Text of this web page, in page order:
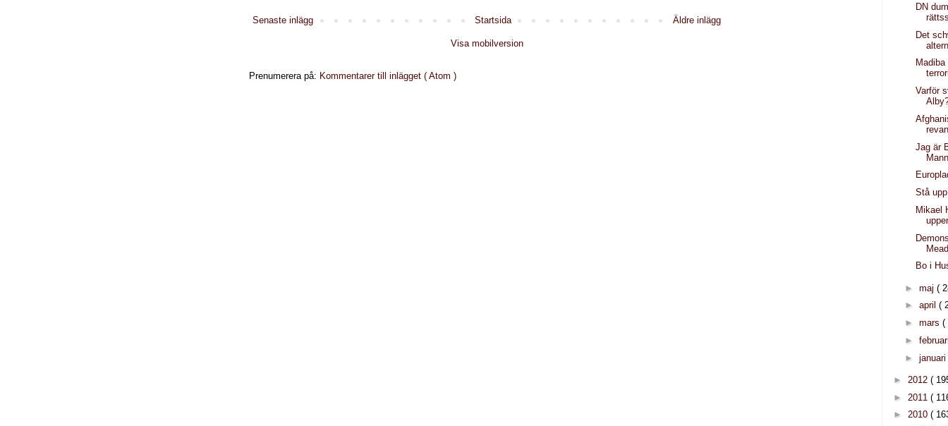
Senaste inlägg Äldre inlägg
Startsida
Visa mobilversion
Prenumerera på: Kommentarer till inlägget ( Atom )
DN
Det
Varför
Jag är
Stå
Mikael
Bo i
► maj (
► april (
► mars (
►
► januari
► 2012 (
► 2011 (
► 2010 (